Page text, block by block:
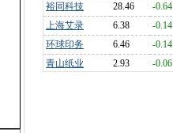
裕同科技
28.46 -0.64
上海艾录
6.38 -0.14
环球印务
6.46 -0.14
青山纸业
2.93 -0.06